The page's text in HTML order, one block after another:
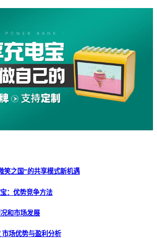
笑之国”的共享模式新机遇
：优势竞争方法
和市场发展
场优势与盈利分析